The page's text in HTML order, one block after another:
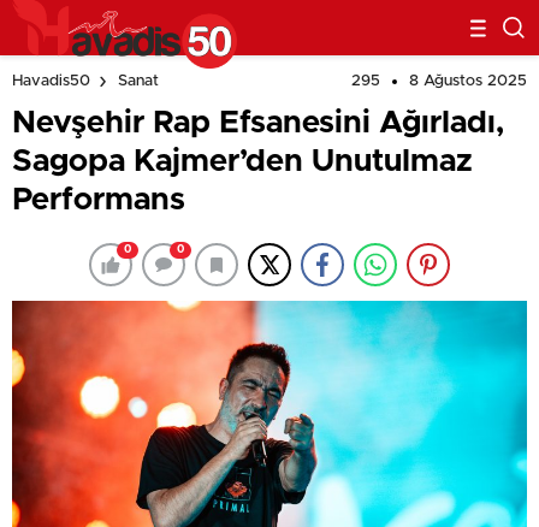
Havadis50 Sanat 295 8 Ağustos 2025
Nevşehir Rap Efsanesini Ağırladı,
Sagopa Kajmer’den Unutulmaz
Performans
0 0